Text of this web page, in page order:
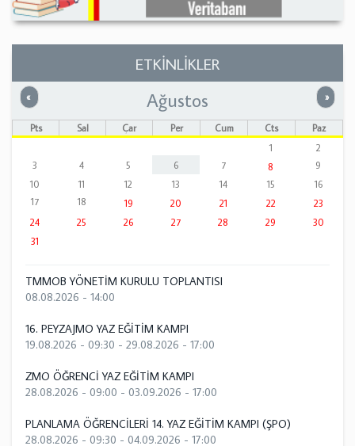
ETKİNLİKLER
« Önceki »
Ağustos
Pts Sal Çar Per Cum Cts
Paz
1
2
3
4 5 6 7 8
9
10
11 12 13 14 15
16
17
18 19 20 21 22
23
24
25 26 27 28 29
30
31
TMMOB YÖNETİM KURULU TOPLANTISI
08.08.2026 - 14:00
16. PEYZAJMO YAZ EĞİTİM KAMPI
19.08.2026 - 09:30 - 29.08.2026 - 17:00
ZMO ÖĞRENCİ YAZ EĞİTİM KAMPI
28.08.2026 - 09:00 - 03.09.2026 - 17:00
PLANLAMA ÖĞRENCİLERİ 14. YAZ EĞİTİM KAMPI (ŞPO)
28.08.2026 - 09:30 - 04.09.2026 - 17:00